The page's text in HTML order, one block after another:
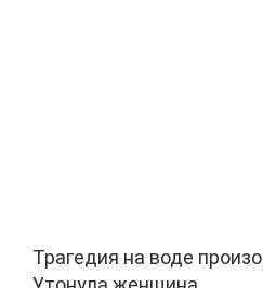
Трагедия на воде